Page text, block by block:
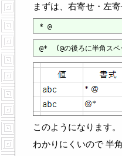
まずは、右寄せ・左寄
このようになります。
わかりにくいので 半